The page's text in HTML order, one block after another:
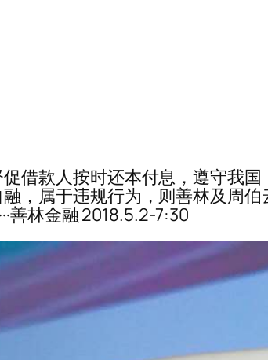
借款人按时还本付息，遵守我
，属于违规行为，则善林及周
善林金融 2018.5.2-7:30